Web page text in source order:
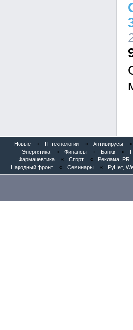
Новые « IT технологии « Антивирусы «
Энергетика
« Финансы « Банки «
Фармацевтика
« Спорт « Реклама, PR
Народный фронт
« Семинары « РуНет,